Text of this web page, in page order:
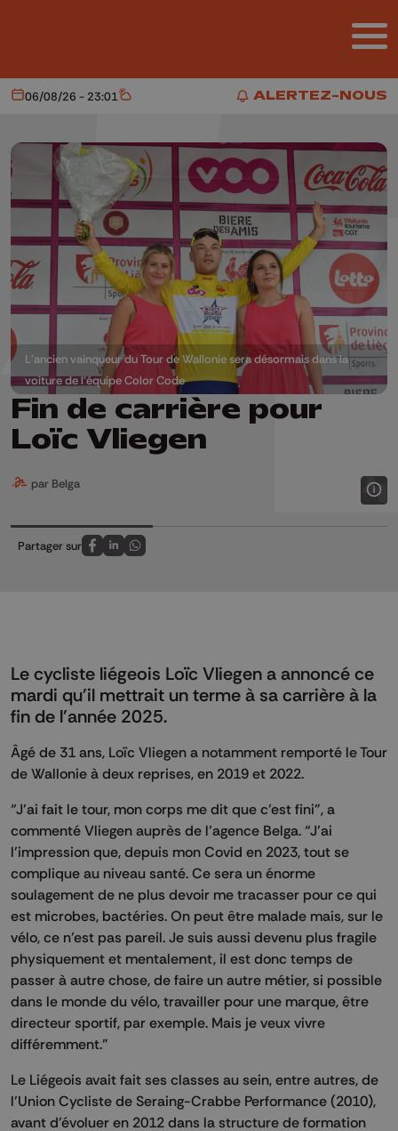
ALERTEZ-NOUS
ALERTEZ-NOUS
Aujourd'hui
06/08/26 - 23:01 Météo
Fin de carrière pour
Loïc Vliegen
par Belga
Partager sur
Partagez sur FaceBook
Partagez sur LinkedIn
Partagez sur Whatsapp
L'ancien vainqueur du Tour de Wallonie sera désormais dans la
voiture de l'équipe Color Code
Le cycliste liégeois Loïc Vliegen a annoncé ce
mardi qu'il mettrait un terme à sa carrière à la
fin de l'année 2025.
Âgé de 31 ans, Loïc Vliegen a notamment remporté le Tour
de Wallonie à deux reprises, en 2019 et 2022.
“J’ai fait le tour, mon corps me dit que c’est fini”, a
commenté Vliegen auprès de l’agence Belga. “J’ai
l’impression que, depuis mon Covid en 2023, tout se
complique au niveau santé. Ce sera un énorme
soulagement de ne plus devoir me tracasser pour ce qui
est microbes, bactéries. On peut être malade mais, sur le
vélo, ce n’est pas pareil. Je suis aussi devenu plus fragile
physiquement et mentalement, il est donc temps de
passer à autre chose, de faire un autre métier, si possible
dans le monde du vélo, travailler pour une marque, être
directeur sportif, par exemple. Mais je veux vivre
différemment.”
Le Liégeois avait fait ses classes au sein, entre autres, de
l’Union Cycliste de Seraing-Crabbe Performance (2010),
avant d’évoluer en 2012 dans la structure de formation